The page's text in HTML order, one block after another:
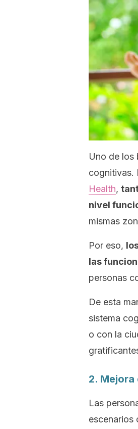
Uno de los
cognitivas.
Health,
nivel
mismas
Por eso,
las
personas
De esta
sistema
o con la
2. Mejora
Las
escenarios